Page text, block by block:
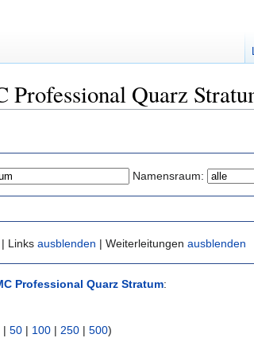
Professional Quarz
Namensraum:
| Links ausblenden | Weiterleitungen ausblenden
Professional Quarz Stratum:
| 50 | 100 | 250 | 500)